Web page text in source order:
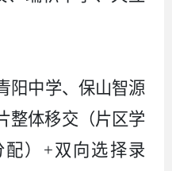
阳中学、保山智源
整体移交（片区学
配） +双向选择录